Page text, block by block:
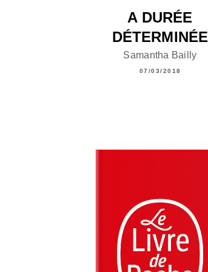
A DURÉE
DÉTERMINÉE
Samantha Bailly
07/03/2018